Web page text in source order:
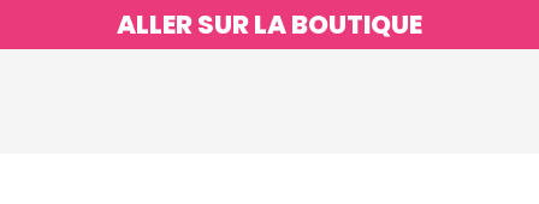
ALLER SUR LA BOUTIQUE